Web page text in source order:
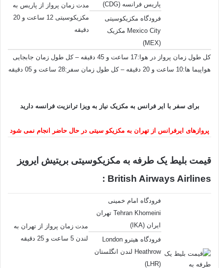
پاریس فرانسه (CDG)
مدت زمان پرواز از پاریس به
مکزیکوسیتی 12 ساعت و 20
دقیقه
فرودگاه مکزیکوسیتی
Mexico City مکزیک
(MEX)
کل طول زمان پرواز در هوا:17 ساعت و 45 دقیقه – کل طول زمان جابجایی
هواپیما ها:10 ساعت و 20 دقیقه – کل طول زمان سفر:28 ساعت و 05 دقیقه
برای سفر با ایر فرانس به مکزیک نیاز به ویزا ترانزیت فرانسه دارید
پروازهای ایرفرانس از تهران به مکزیکو سیتی در حال حاضر انجام نمی شود
قیمت بلیط یک طرفه به مکزیکوسیتی بریتیش ایرویز
British Airways Airlines :
فرودگاه امام خمینی
Tehran Khomeini تهران
ایران (IKA)
مدت زمان پرواز از تهران به
لندن 5 ساعت و 25 دقیقه
فرودگاه هیترو London
Heathrow لندن انگلستان
(LHR)